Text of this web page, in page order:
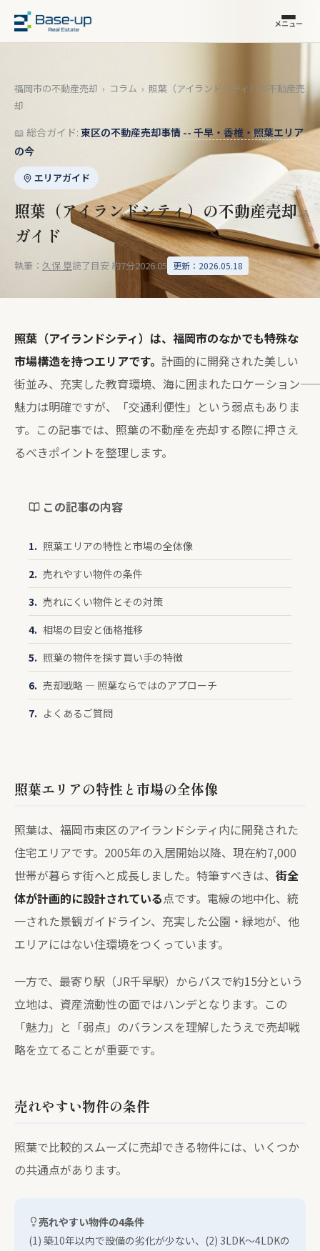
メニュー
福岡市の不動産売却 › コラム › 照葉（アイランドシティ）の不動産売
却
📖 総合ガイド: 東区の不動産売却事情 -- 千早・香椎・照葉エリア
の今
エリアガイド
照葉（アイランドシティ）の不動産売却
ガイド
執筆： 久保 塁読了目安 約7分2026.05 更新：2026.05.18
照葉（アイランドシティ）は、福岡市のなかでも特殊な
市場構造を持つエリアです。 計画的に開発された美しい
街並み、充実した教育環境、海に囲まれたロケーション――
魅力は明確ですが、「交通利便性」という弱点もありま
す。この記事では、照葉の不動産を売却する際に押さえ
るべきポイントを整理します。
この記事の内容
照葉エリアの特性と市場の全体像
売れやすい物件の条件
売れにくい物件とその対策
相場の目安と価格推移
照葉の物件を探す買い手の特徴
売却戦略 — 照葉ならではのアプローチ
よくあるご質問
照葉エリアの特性と市場の全体像
照葉は、福岡市東区のアイランドシティ内に開発された
住宅エリアです。2005年の入居開始以降、現在約7,000
世帯が暮らす街へと成長しました。特筆すべきは、 街全
体が計画的に設計されている点です。電線の地中化、統
一された景観ガイドライン、充実した公園・緑地が、他
エリアにはない住環境をつくっています。
一方で、最寄り駅（JR千早駅）からバスで約15分という
立地は、資産流動性の面ではハンデとなります。この
「魅力」と「弱点」のバランスを理解したうえで売却戦
略を立てることが重要です。
売れやすい物件の条件
照葉で比較的スムーズに売却できる物件には、いくつか
の共通点があります。
売れやすい物件の4条件
(1) 築10年以内で設備の劣化が少ない、(2) 3LDK〜4LDKの